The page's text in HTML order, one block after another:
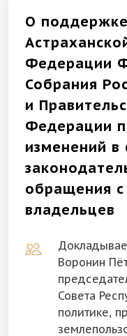
О
Федерации
Собрания
и
Федерации
изменений
обращения
владельцев
Воронин
Совета
политике,